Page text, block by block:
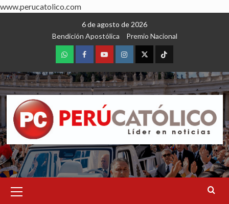
www.perucatolico.com
6 de agosto de 2026
Bendición Apostólica
Premio Nacional
WhatsAppFacebookYoutubeInstagram
X TikTok
Menu